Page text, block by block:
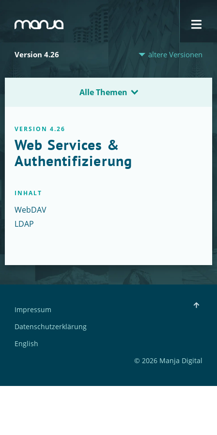
Navigation
Version 4.26 ältere Versionen
Alle Themen
VERSION 4.26
Web Services &
Authentifizierung
INHALT
WebDAV
LDAP
Impressum
Datenschutzerklärung
English
© 2026 Manja Digital